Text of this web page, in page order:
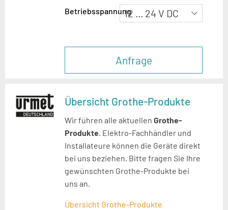
Betriebsspannung
Anfrage
Übersicht Grothe-Produkte
Wir führen alle aktuellen Grothe-
Produkte. Elektro-Fachhändler und
Installateure können die Geräte direkt
bei uns beziehen. Bitte fragen Sie Ihre
gewünschten Grothe-Produkte bei
uns an.
Übersicht Grothe-Produkte